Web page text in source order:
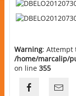
Warning: Attempt
/home/marcalip/
on line 355